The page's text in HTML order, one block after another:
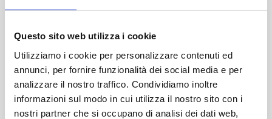
Questo sito web utilizza i cookie
Utilizziamo i cookie per personalizzare contenuti ed
annunci, per fornire funzionalità dei social media e per
analizzare il nostro traffico. Condividiamo inoltre
informazioni sul modo in cui utilizza il nostro sito con i
nostri partner che si occupano di analisi dei dati web,
Please select the address you want to ship to